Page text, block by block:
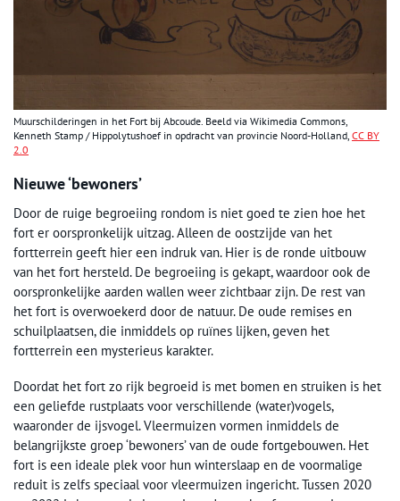
Muurschilderingen in het Fort bij Abcoude. Beeld via Wikimedia Commons,
Kenneth Stamp / Hippolytushoef in opdracht van provincie Noord-Holland, CC BY
2.0
Nieuwe ‘bewoners’
Door de ruige begroeiing rondom is niet goed te zien hoe het
fort er oorspronkelijk uitzag. Alleen de oostzijde van het
fortterrein geeft hier een indruk van. Hier is de ronde uitbouw
van het fort hersteld. De begroeiing is gekapt, waardoor ook de
oorspronkelijke aarden wallen weer zichtbaar zijn. De rest van
het fort is overwoekerd door de natuur. De oude remises en
schuilplaatsen, die inmiddels op ruïnes lijken, geven het
fortterrein een mysterieus karakter.
Doordat het fort zo rijk begroeid is met bomen en struiken is het
een geliefde rustplaats voor verschillende (water)vogels,
waaronder de ijsvogel. Vleermuizen vormen inmiddels de
belangrijkste groep ‘bewoners’ van de oude fortgebouwen. Het
fort is een ideale plek voor hun winterslaap en de voormalige
reduit is zelfs speciaal voor vleermuizen ingericht. Tussen 2020